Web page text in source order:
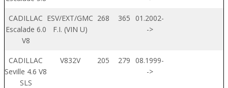
CADILLAC
Escalade 6.0
V8
ESV/EXT/GMC
F.I. (VIN U)
268 365
01.2002-
->
CADILLAC
Seville 4.6 V8
SLS
V832V 205 279 08.1999-
->